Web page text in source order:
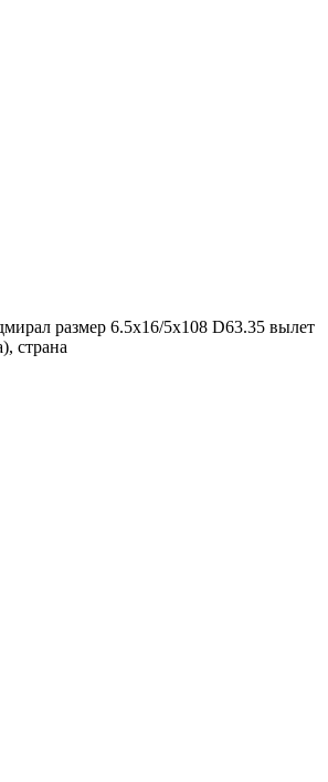
размер 6.5x16/5x108 D63.35 вылет
страна